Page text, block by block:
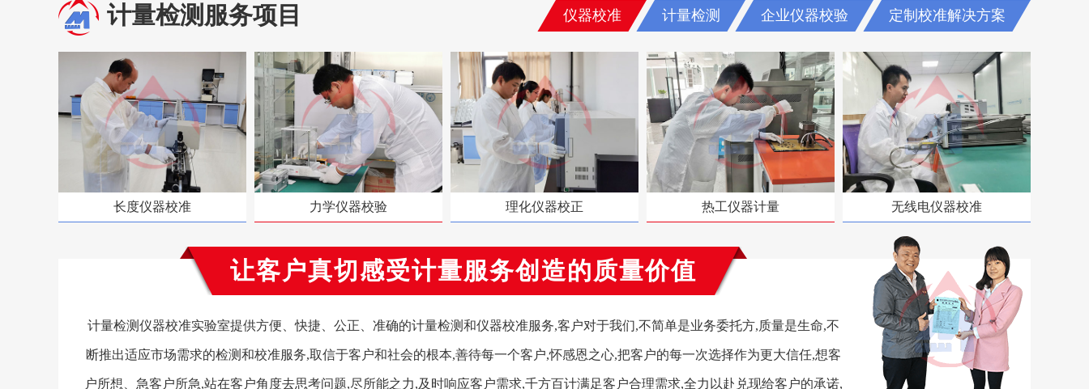
计量检测服务项目 仪器校准 计量检测 企业仪器校验 定制校准解决方案
长度仪器校准 力学仪器校验 理化仪器校正 热工仪器计量 无线电仪器校准
让客户真切感受计量服务创造的质量价值
计量检测仪器校准实验室提供方便、快捷、公正、准确的计量检测和仪器校准服务,客户对于我们,不简单是业务委托方,质量是生命,不
断推出适应市场需求的检测和校准服务,取信于客户和社会的根本,善待每一个客户,怀感恩之心,把客户的每一次选择作为更大信任,想客
户所想、急客户所急,站在客户角度去思考问题,尽所能之力,及时响应客户需求,千方百计满足客户合理需求,全力以赴兑现给客户的承诺,